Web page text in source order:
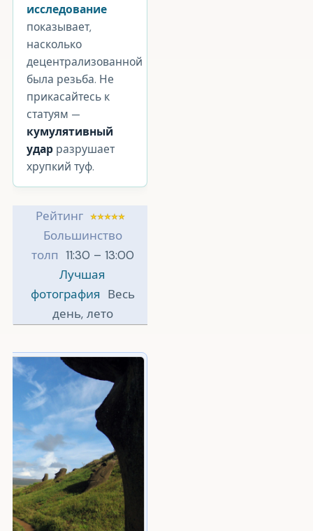
исследование
показывает,
насколько
децентрализованной
была резьба. Не
прикасайтесь к
статуям —
кумулятивный
удар разрушает
хрупкий туф.
Рейтинг
Большинство
толп 11:30 – 13:00
Лучшая
фотография Весь
день, лето